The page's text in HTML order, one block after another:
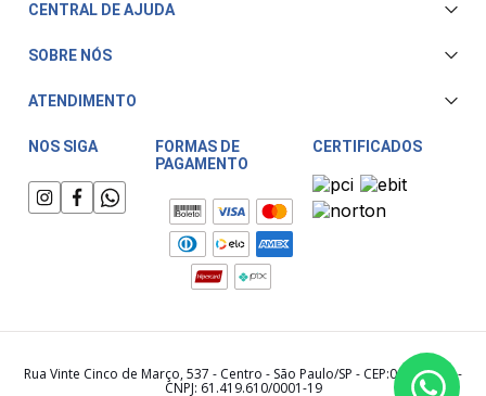
CENTRAL DE AJUDA
Central de Atendimento
Trocas e Devoluções
Fale Conosco
Meu Cashback
SOBRE NÓS
ATENDIMENTO
Horário de atendimento:
Segunda a Sexta das 08:00 às 17:30
Sábado das 08:00 às 15:00
NOS SIGA
FORMAS DE
PAGAMENTO
CERTIFICADOS
Rua Vinte Cinco de Março, 537 - Centro - São Paulo/SP - CEP:01021-000 -
CNPJ: 61.419.610/0001-19